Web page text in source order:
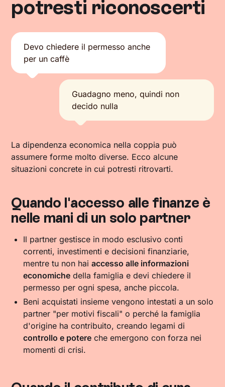
potresti riconoscerti
Devo chiedere il permesso anche
per un caffè
Guadagno meno, quindi non
decido nulla
La dipendenza economica nella coppia può
assumere forme molto diverse. Ecco alcune
situazioni concrete in cui potresti ritrovarti.
Quando l'accesso alle finanze è
nelle mani di un solo partner
Il partner gestisce in modo esclusivo conti
correnti, investimenti e decisioni finanziarie,
mentre tu non haiaccesso alle informazioni
economiche della famiglia e devi chiedere il
permesso per ogni spesa, anche piccola.
Beni acquistati insieme vengono intestati a un solo
partner "per motivi fiscali" o perché la famiglia
d'origine ha contribuito, creando legami di
controllo e potere che emergono con forza nei
momenti di crisi.